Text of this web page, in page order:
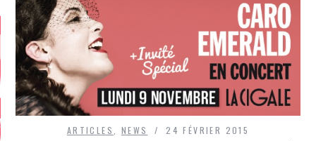
ARTICLES, NEWS 24 FÉVRIER 2015